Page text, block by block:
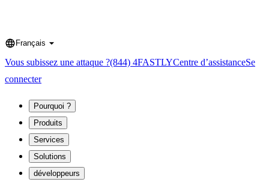
Language
Français
Vous subissez une attaque ?(844) 4FASTLYCentre d’assistanceSe
connecter
Pourquoi ?
Produits
Services
Solutions
développeurs